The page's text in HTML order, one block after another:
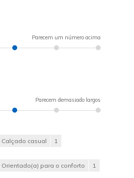
Parecem um número acima
Parecem demasiado largos
Calçado casual 1
Orientado(a) para o conforto 1